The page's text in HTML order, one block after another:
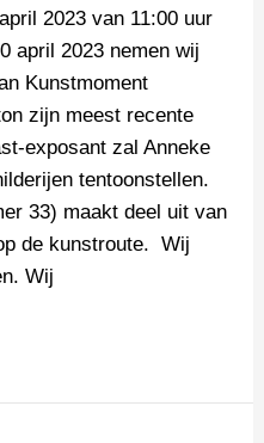
2023 van 11:00 uur
april 2023 nemen wij
Kunstmoment
zijn meest recente
exposant zal Anneke
tentoonstellen.
33) maakt deel uit van
de kunstroute. Wij
Wij